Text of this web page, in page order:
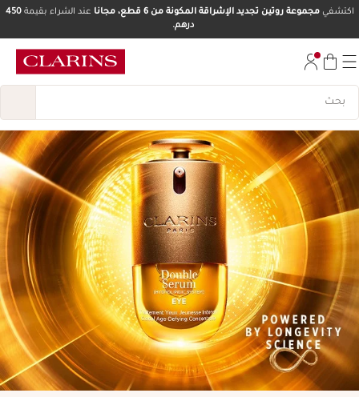
انتقل إلى أسفل الصفحة
اكتشفيمجموعة روتين تجديد الإشراقة المكونة من 6 قطع، مجانا عند الشراء بقيمة450
درهم.